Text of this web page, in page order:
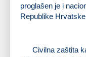
proglašen je i
Republike
Civilna zaštita